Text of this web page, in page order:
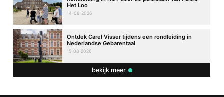
Het Loo
14-08-2026
Ontdek Carel Visser tijdens een rondleiding in
Nederlandse Gebarentaal
15-08-2026
bekijk meer